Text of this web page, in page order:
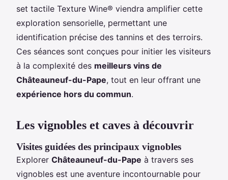
set tactile Texture Wine® viendra amplifier cette
exploration sensorielle, permettant une
identification précise des tannins et des terroirs.
Ces séances sont conçues pour initier les visiteurs
à la complexité des meilleurs vins de
Châteauneuf-du-Pape, tout en leur offrant une
expérience hors du commun.
Les vignobles et caves à découvrir
Visites guidées des principaux vignobles
Explorer Châteauneuf-du-Pape à travers ses
vignobles est une aventure incontournable pour